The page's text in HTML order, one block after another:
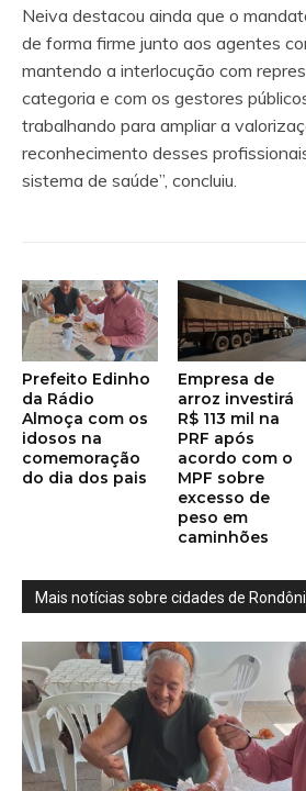
Neiva destacou ainda que o
de forma firme junto aos agentes
mantendo a interlocução com
categoria e com os gestores
trabalhando para ampliar a
reconhecimento desses
sistema de saúde”, concluiu.
Prefeito Edinho
da Rádio
Almoça com os
idosos na
comemoração
do dia dos pais
Empresa de
arroz investirá
R$ 113 mil na
PRF após
acordo com o
MPF sobre
excesso de
peso em
caminhões
Mais notícias sobre cidades de